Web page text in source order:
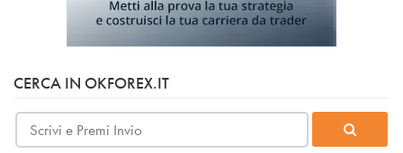
CERCA IN OKFOREX.IT